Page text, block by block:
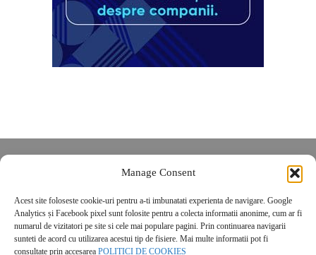
Manage Consent
Acest site foloseste cookie-uri pentru a-ti imbunatati experienta de navigare. Google
Analytics și Facebook pixel sunt folosite pentru a colecta informatii anonime, cum ar fi
numarul de vizitatori pe site si cele mai populare pagini. Prin continuarea navigarii
sunteti de acord cu utilizarea acestui tip de fisiere. Mai multe informatii pot fi
consultate prin accesarea POLITICI DE COOKIES
POLITICĂ DE CONFIDENȚIALITATE
Politica de cookies